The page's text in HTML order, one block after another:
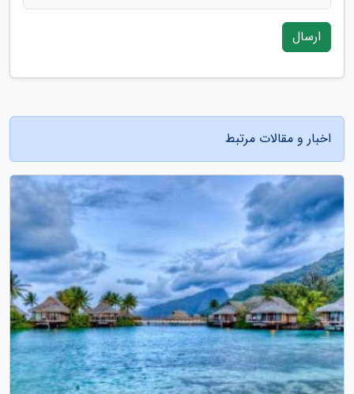
ارسال
اخبار و مقالات مرتبط